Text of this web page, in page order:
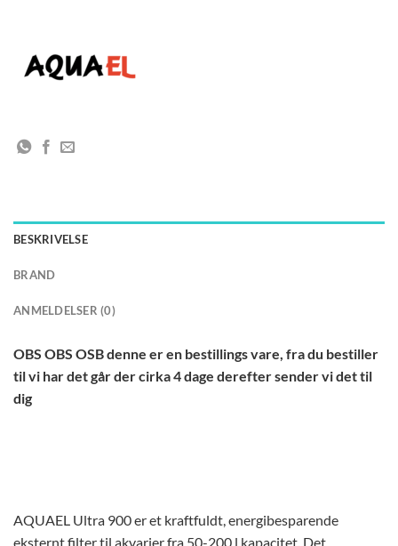
BESKRIVELSE
BRAND
ANMELDELSER (0)
OBS OBS OSB denne er en bestillings vare, fra du bestiller
til vi har det går der cirka 4 dage derefter sender vi det til
dig
AQUAEL Ultra 900 er et kraftfuldt, energibesparende
eksternt filter til akvarier fra 50-200 l kapacitet. Det